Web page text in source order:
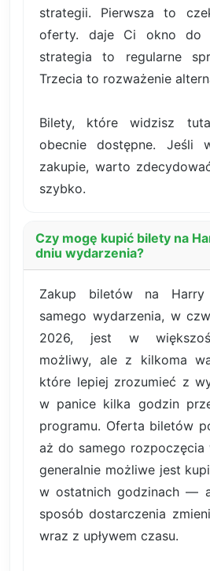
strategii. Pierwsza to
oferty. daje Ci okno do
strategia to regularne
Trzecia to rozważenie
Bilety, które widzisz
obecnie dostępne. Jeśli
zakupie, warto
szybko.
Czy mogę kupić bilety na
dniu wydarzenia?
Zakup biletów na
samego wydarzenia, w
2026, jest w
możliwy, ale z kilkoma
które lepiej zrozumieć z
w panice kilka godzin
programu. Oferta biletów
aż do samego rozpoczęcia
generalnie możliwe jest
w ostatnich godzinach —
sposób dostarczenia
wraz z upływem czasu.